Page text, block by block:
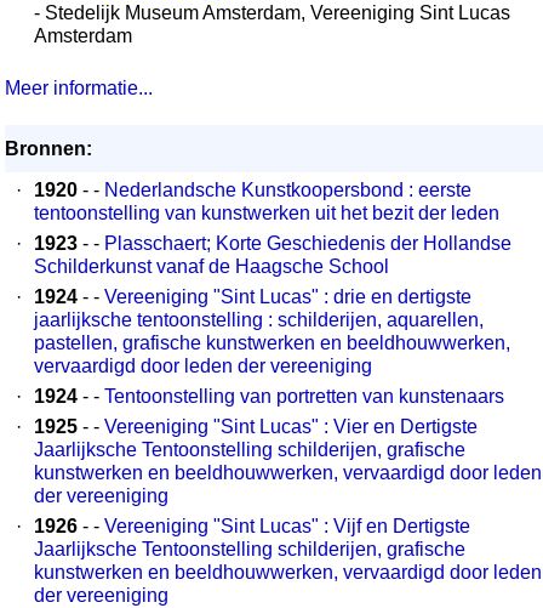
- Stedelijk Museum Amsterdam, Vereeniging Sint Lucas
Amsterdam
Meer informatie...
Bronnen:
·
1920 - - Nederlandsche Kunstkoopersbond : eerste
tentoonstelling van kunstwerken uit het bezit der leden
·
1923 - - Plasschaert; Korte Geschiedenis der Hollandse
Schilderkunst vanaf de Haagsche School
·
1924 - - Vereeniging "Sint Lucas" : drie en dertigste
jaarlijksche tentoonstelling : schilderijen, aquarellen,
pastellen, grafische kunstwerken en beeldhouwwerken,
vervaardigd door leden der vereeniging
·
1924 - - Tentoonstelling van portretten van kunstenaars
·
1925 - - Vereeniging "Sint Lucas" : Vier en Dertigste
Jaarlijksche Tentoonstelling schilderijen, grafische
kunstwerken en beeldhouwwerken, vervaardigd door leden
der vereeniging
·
1926 - - Vereeniging "Sint Lucas" : Vijf en Dertigste
Jaarlijksche Tentoonstelling schilderijen, grafische
kunstwerken en beeldhouwwerken, vervaardigd door leden
der vereeniging